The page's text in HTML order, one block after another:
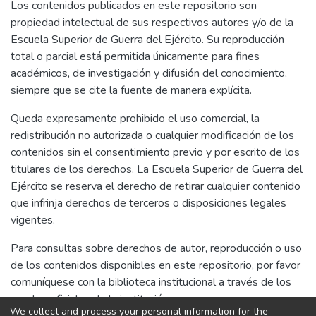
normas legales actuales, trabajo de campo
para la recolección de datos e información y
su posterior análisis e interpretación. Por lo
que podemos determinar que, durante el
proceso evolutivo del narcotráfico, este ha
ido mudando con la finalidad de encontrar
Estado es casi nula, y aprovechándose de la
ignorancia y costumbres de los pobladores
que adoptan esta actividad como una forma
de vida, el narcotráfico ha ido
incrementándose con el paso del tiempo,
enfocándose actualmente en la selva de la
ilícito bajo la fachada de contrabando. Los
recursos humanos, materiales y el marco
legal existente amparan la participación de
la 4 a Brigada de Montaña, para actuar en
apoyo de la Policía Nacional del Perú en la
sus conciudadanos. La corrupción también
se encuentra ligada, de manera directa con
el narcotráfico, flagelo que viene atrasando
el desarrollo nacional a la que no
encontramos una solución coherente.
El objetivo de esta investigación fue
determinar de qué manera el Ejército del
Perú a través de la 4 a Brigada de Montaña,
acantonada en la Región Puno, puede
apoyar a la Policía Nacional del Perú, en la
lucha contra el narcotráfico, siendo la
perspectiva teórica, la que nos llevó a este
objetivo, así mismo se sustentó en las
para la recolección de datos e información y
su posterior análisis e interpretación.
Por lo que podemos determinar que,
durante el proceso evolutivo del
Los contenidos publicados en este repositorio son
propiedad intelectual de sus respectivos autores y/o de la
Escuela Superior de Guerra del Ejército. Su reproducción
total o parcial está permitida únicamente para fines
académicos, de investigación y difusión del conocimiento,
siempre que se cite la fuente de manera explícita.
Queda expresamente prohibido el uso comercial, la
redistribución no autorizada o cualquier modificación de los
contenidos sin el consentimiento previo y por escrito de los
titulares de los derechos. La Escuela Superior de Guerra del
Ejército se reserva el derecho de retirar cualquier contenido
que infrinja derechos de terceros o disposiciones legales
vigentes.
Para consultas sobre derechos de autor, reproducción o uso
de los contenidos disponibles en este repositorio, por favor
comuníquese con la biblioteca institucional a través de los
canales oficiales de la institución.
We collect and process your personal information for the